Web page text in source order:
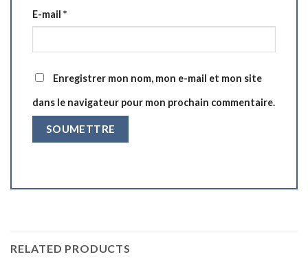
E-mail *
Enregistrer mon nom, mon e-mail et mon site
dans le navigateur pour mon prochain commentaire.
RELATED PRODUCTS